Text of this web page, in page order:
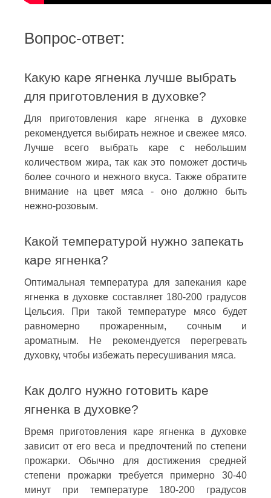
Вопрос-ответ:
Какую каре ягненка лучше выбрать
для приготовления в духовке?
Для приготовления каре ягненка в духовке
рекомендуется выбирать нежное и свежее мясо.
Лучше всего выбрать каре с небольшим
количеством жира, так как это поможет достичь
более сочного и нежного вкуса. Также обратите
внимание на цвет мяса - оно должно быть
нежно-розовым.
Какой температурой нужно запекать
каре ягненка?
Оптимальная температура для запекания каре
ягненка в духовке составляет 180-200 градусов
Цельсия. При такой температуре мясо будет
равномерно прожаренным, сочным и
ароматным. Не рекомендуется перегревать
духовку, чтобы избежать пересушивания мяса.
Как долго нужно готовить каре
ягненка в духовке?
Время приготовления каре ягненка в духовке
зависит от его веса и предпочтений по степени
прожарки. Обычно для достижения средней
степени прожарки требуется примерно 30-40
минут при температуре 180-200 градусов